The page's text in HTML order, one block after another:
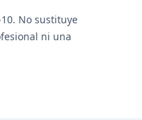
No sustituye
ni una